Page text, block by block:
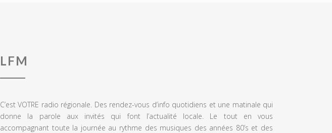
LFM
C’est VOTRE radio régionale. Des rendez-vous d’info quotidiens et une matinale qui
donne la parole aux invités qui font l’actualité locale. Le tout en vous
accompagnant toute la journée au rythme des musiques des années 80’s et des